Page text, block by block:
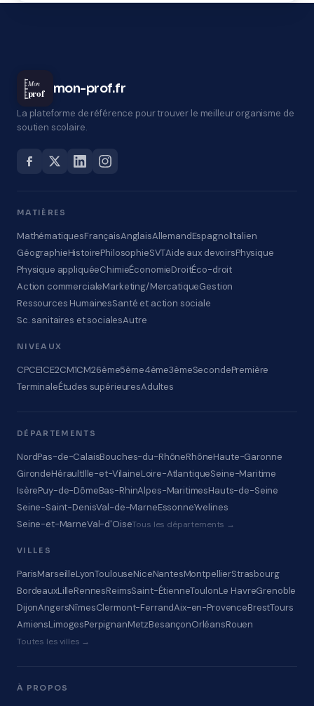
Mon
prof mon-prof.fr
La plateforme de référence pour trouver le meilleur organisme de
soutien scolaire.
MATIÈRES
MathématiquesFrançaisAnglaisAllemandEspagnolItalien
GéographieHistoirePhilosophieSVTAide aux devoirsPhysique
Physique appliquéeChimieÉconomieDroitÉco-droit
Action commercialeMarketing/MercatiqueGestion
Ressources HumainesSanté et action sociale
Sc. sanitaires et socialesAutre
NIVEAUX
CPCE1CE2CM1CM26ème5ème4ème3èmeSecondePremière
TerminaleÉtudes supérieuresAdultes
DÉPARTEMENTS
NordPas-de-CalaisBouches-du-RhôneRhôneHaute-Garonne
GirondeHéraultIlle-et-VilaineLoire-AtlantiqueSeine-Maritime
IsèrePuy-de-DômeBas-RhinAlpes-MaritimesHauts-de-Seine
Seine-Saint-DenisVal-de-MarneEssonneYvelines
Seine-et-MarneVal-d'OiseTous les départements →
VILLES
ParisMarseilleLyonToulouseNiceNantesMontpellierStrasbourg
BordeauxLilleRennesReimsSaint-ÉtienneToulonLe HavreGrenoble
DijonAngersNîmesClermont-FerrandAix-en-ProvenceBrestTours
AmiensLimogesPerpignanMetzBesançonOrléansRouen
Toutes les villes →
À PROPOS